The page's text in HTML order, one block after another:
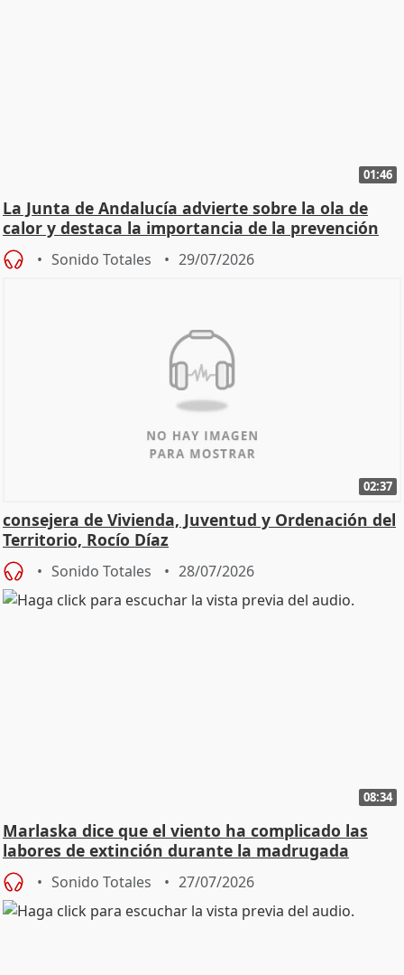
01:46
La Junta de Andalucía advierte sobre la ola de
calor y destaca la importancia de la prevención
Sonido Totales 29/07/2026
02:37
consejera de Vivienda, Juventud y Ordenación del
Territorio, Rocío Díaz
Sonido Totales 28/07/2026
08:34
Marlaska dice que el viento ha complicado las
labores de extinción durante la madrugada
Sonido Totales 27/07/2026